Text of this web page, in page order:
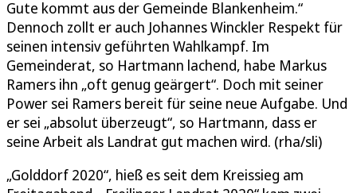
Gute kommt aus der Gemeinde Blankenheim.“
Dennoch zollt er auch Johannes Winckler Respekt für
seinen intensiv geführten Wahlkampf. Im
Gemeinderat, so Hartmann lachend, habe Markus
Ramers ihn „oft genug geärgert“. Doch mit seiner
Power sei Ramers bereit für seine neue Aufgabe. Und
er sei „absolut überzeugt“, so Hartmann, dass er
seine Arbeit als Landrat gut machen wird. (rha/sli)
„Golddorf 2020“, hieß es seit dem Kreissieg am